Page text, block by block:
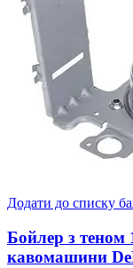
Додати до списку
Бойлер з теном
кавомашини